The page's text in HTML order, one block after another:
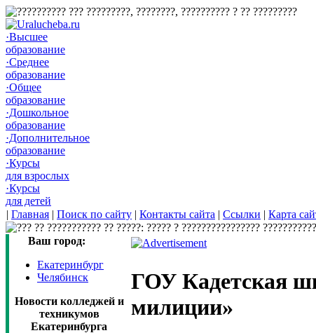
·Высшее
образование
·Среднее
образование
·Общее
образование
·Дошкольное
образование
·Дополнительное
образование
·Курсы
для взрослых
·Курсы
для детей
| Главная | Поиск по сайту | Контакты сайта | Ссылки | Карта
Ваш город:
Екатеринбург
Челябинск
Новости колледжей и
техникумов
Екатеринбурга
ГОУ Кадетская
милиции»